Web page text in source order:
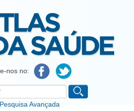
nos no:
Pesquisa Avançada